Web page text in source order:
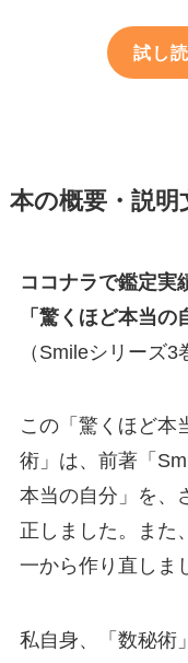
試し
本の概要・説明
ココナラで鑑定実
「驚くほど本当の
（Smileシリーズ3
この「驚くほど本
術」は、前著「
本当の自分」を、
正しました。また
一から作り直しま
私自身、「数秘術